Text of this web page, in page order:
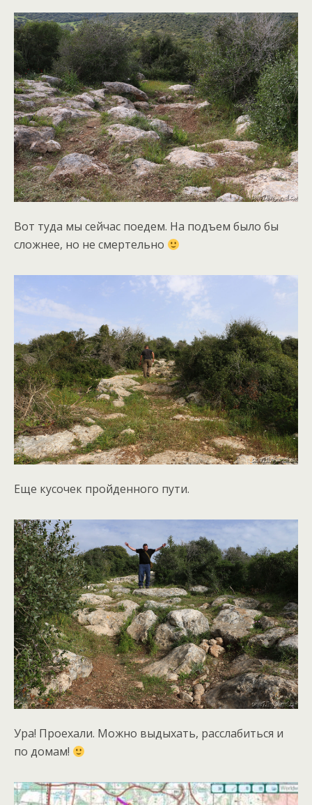
Вот туда мы сейчас поедем. На подъем было бы
сложнее, но не смертельно
Еще кусочек пройденного пути.
Ура! Проехали. Можно выдыхать, расслабиться и
по домам!